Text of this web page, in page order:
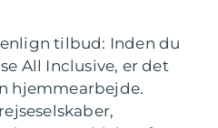
tilbud: Inden du
All Inclusive, er det
hjemmearbejde.